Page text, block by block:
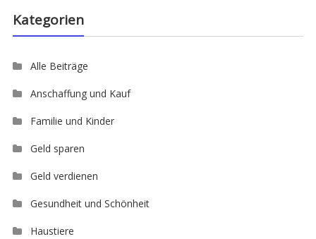
Kategorien
Alle Beiträge
Anschaffung und Kauf
Familie und Kinder
Geld sparen
Geld verdienen
Gesundheit und Schönheit
Haustiere